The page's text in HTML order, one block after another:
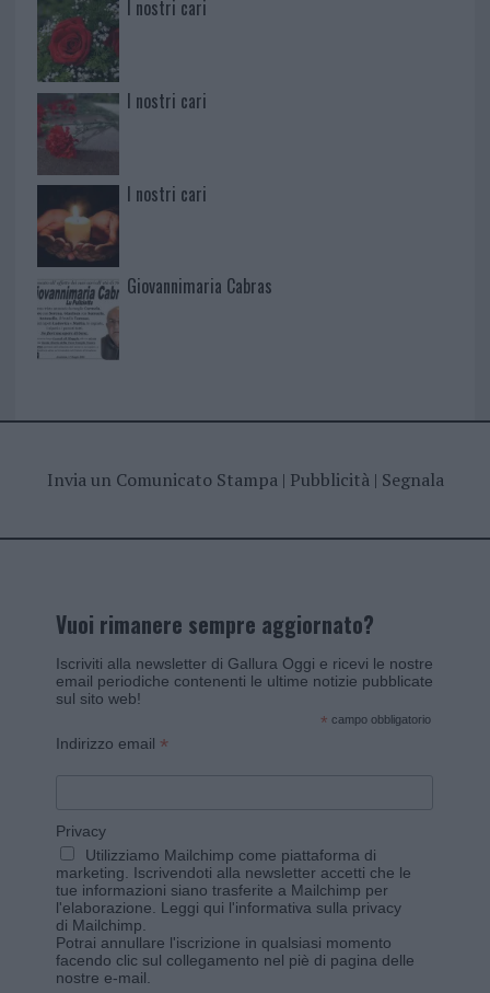
I nostri cari
I nostri cari
I nostri cari
Giovannimaria Cabras
Invia un Comunicato Stampa| Pubblicità| Segnala
Vuoi rimanere sempre aggiornato?
Iscriviti alla newsletter di Gallura Oggi e ricevi le nostre
email periodiche contenenti le ultime notizie pubblicate
sul sito web!
* campo obbligatorio
Indirizzo email *
Privacy
Utilizziamo Mailchimp come piattaforma di
marketing. Iscrivendoti alla newsletter accetti che le
tue informazioni siano trasferite a Mailchimp per
l'elaborazione. Leggi qui l'informativa sulla privacy
di Mailchimp
Potrai annullare l'iscrizione in qualsiasi momento
facendo clic sul collegamento nel piè di pagina delle
nostre e-mail.